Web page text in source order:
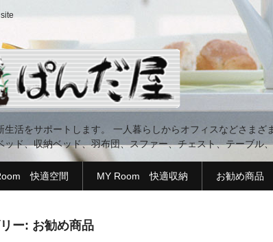
生活をサポートします。 一人暮らしからオフィスなどさま
ッド、収納ベッド、羽布団、スファー、チェスト、テーブル
快適空間 MY Room 快適収納 お勧め商品
ー: お勧め商品